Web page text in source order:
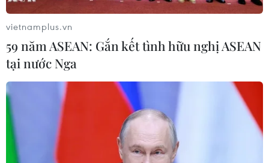
vietnamplus.vn
59 năm ASEAN: Gắn kết tình hữu nghị ASEAN
tại nước Nga